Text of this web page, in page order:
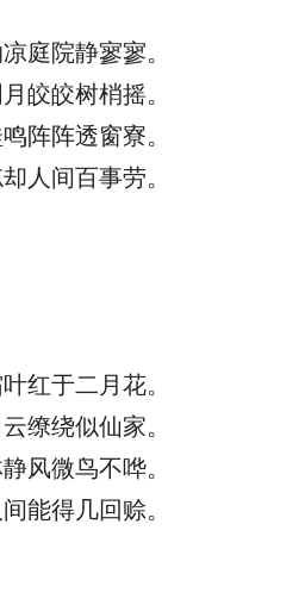
庭院静寥寥。
皎皎树梢摇。
阵阵透窗寮。
人间百事劳。
红于二月花。
缭绕似仙家。
风微鸟不哗。
能得几回赊。